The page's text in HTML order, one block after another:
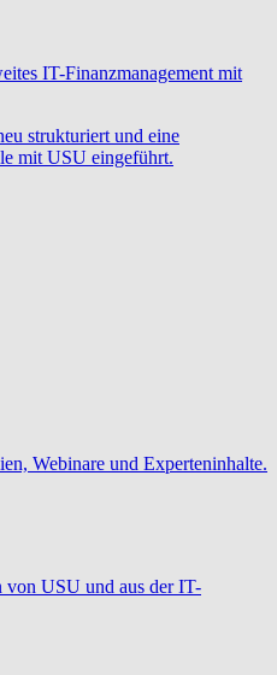
IT-Finanzmanagement mit
strukturiert und eine
mit USU eingeführt.
Webinare und Experteninhalte.
USU und aus der IT-